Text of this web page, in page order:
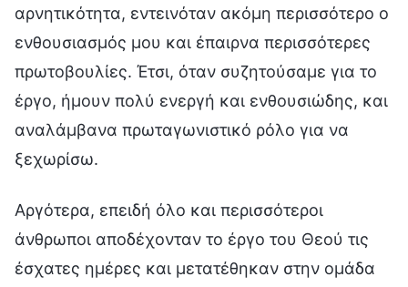
αρνητικότητα, εντεινόταν ακόμη περισσότερο ο
ενθουσιασμός μου και έπαιρνα περισσότερες
πρωτοβουλίες. Έτσι, όταν συζητούσαμε για το
έργο, ήμουν πολύ ενεργή και ενθουσιώδης, και
αναλάμβανα πρωταγωνιστικό ρόλο για να
ξεχωρίσω.
Αργότερα, επειδή όλο και περισσότεροι
άνθρωποι αποδέχονταν το έργο του Θεού τις
έσχατες ημέρες και μετατέθηκαν στην ομάδα